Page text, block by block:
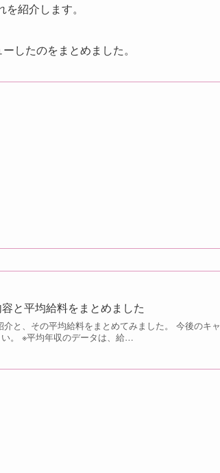
紹介します。
したのをまとめました。
と平均給料をまとめました
と、その平均給料をまとめてみました。 今後のキャ
。 ※平均年収のデータは、給…